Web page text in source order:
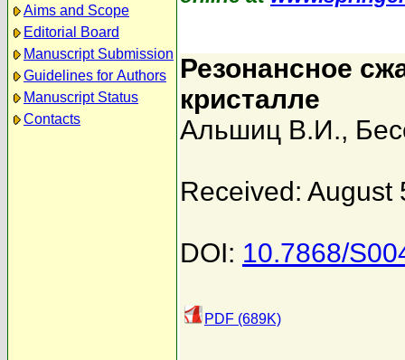
Aims and Scope
Editorial Board
Manuscript Submission
Guidelines for Authors
Manuscript Status
Contacts
Резонансное
кристалле
Альшиц В.И.,
Received: August
DOI: 10.7868/
PDF (689K)